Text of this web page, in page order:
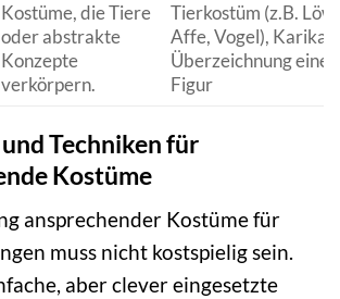
Kostüme, die Tiere
oder abstrakte
Konzepte
verkörpern.
Tierkostüm (z.B.
Affe, Vogel),
Überzeichnung einer
Figur
Techniken für
Kostüme
ansprechender Kostüme für
muss nicht kostspielig sein.
aber clever eingesetzte